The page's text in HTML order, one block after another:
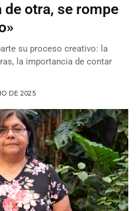
otra, se rompe
su proceso creativo: la
la importancia de contar
DE 2025